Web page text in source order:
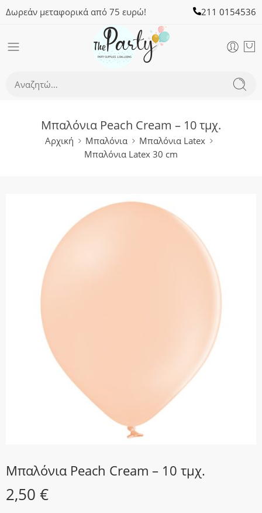
Δωρεάν μεταφορικά από 75 ευρώ! 211 0154536
Μπαλόνια Peach Cream – 10 τμχ.
Αρχική Μπαλόνια
Μπαλόνια Latex
Μπαλόνια Latex 30 cm
Μπαλόνια Peach Cream – 10 τμχ.
2,50 €